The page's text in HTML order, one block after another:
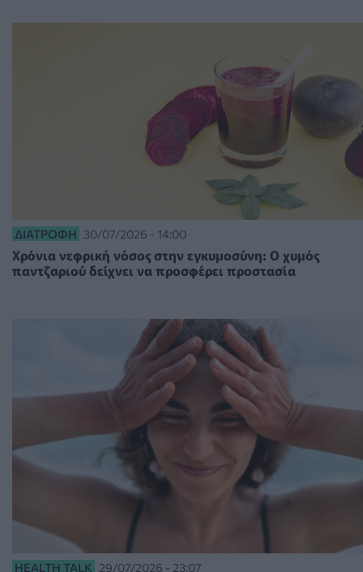
ΔΙΑΤΡΟΦΉ 30/07/2026 - 14:00
Χρόνια νεφρική νόσος στην εγκυμοσύνη: Ο χυμός
παντζαριού δείχνει να προσφέρει προστασία
HEALTH TALK 29/07/2026 - 23:07